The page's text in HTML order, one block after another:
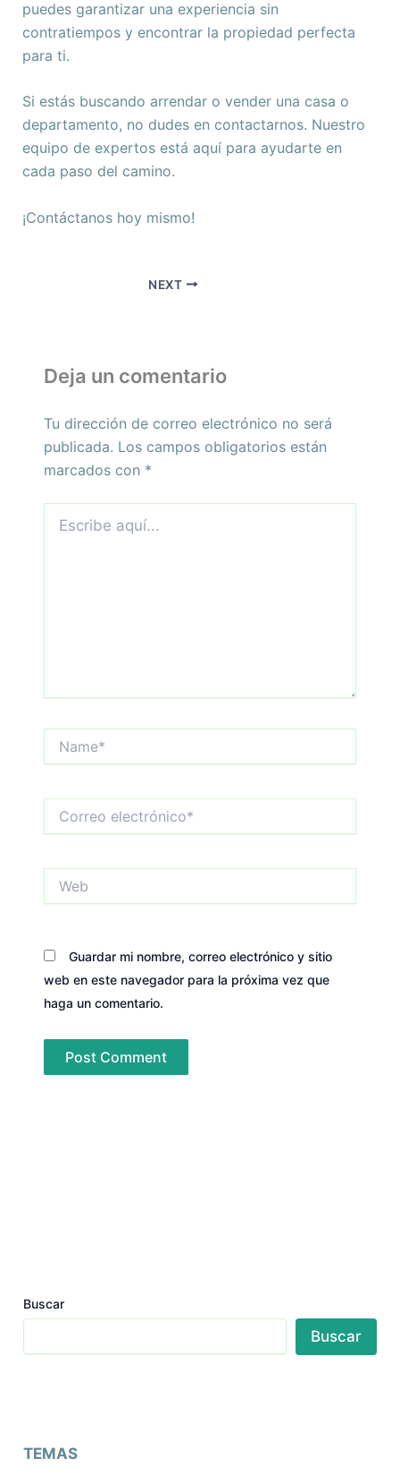
puedes garantizar una experiencia sin
contratiempos y encontrar la propiedad perfecta
para ti.
Si estás buscando arrendar o vender una casa o
departamento, no dudes en contactarnos. Nuestro
equipo de expertos está aquí para ayudarte en
cada paso del camino.
¡Contáctanos hoy mismo!
NEXT
Deja un comentario
Tu dirección de correo electrónico no será
publicada. Los campos obligatorios están
marcados con *
aquí...
electrónico*
Guardar mi nombre, correo electrónico y sitio
web en este navegador para la próxima vez que
haga un comentario.
Buscar
Buscar
TEMAS